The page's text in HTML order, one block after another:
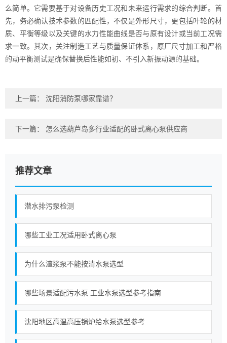
么简单。它需要基于对设备历史工况和未来运行需求的综合判断。首
先，务必确认技术参数的匹配性，不仅是外形尺寸，更包括叶轮的材
质、平衡等级以及关键的水力性能曲线是否与原有设计或当前工况需
求一致。其次，关注制造工艺与质量保证体系，原厂尺寸加工和严格
的动平衡测试是确保替换后性能如初、不引入新振动源的基础。
上一篇： 沈阳消防泵哪家靠谱？
下一篇： 怎么选葫芦岛多行业适配的卧式离心泵供应商
推荐文章
潜水排污泵检测
哪些工业工况适用卧式离心泵
为什么渣浆泵不能按清水泵选型
哪些场景适配污水泵 工业水泵选型参考指南
沈阳地区高温高压锅炉给水泵选型参考